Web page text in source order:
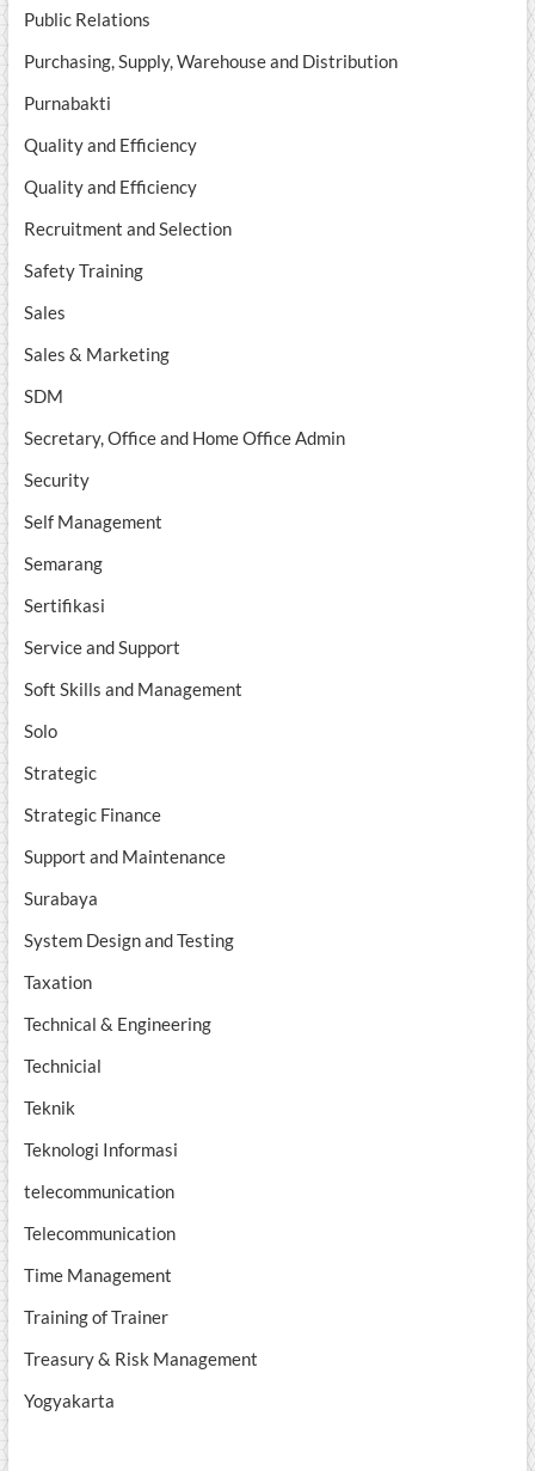
Public Relations
Purchasing, Supply, Warehouse and Distribution
Purnabakti
Quality and Efficiency
Quality and Efficiency
Recruitment and Selection
Safety Training
Sales
Sales & Marketing
SDM
Secretary, Office and Home Office Admin
Security
Self Management
Semarang
Sertifikasi
Service and Support
Soft Skills and Management
Solo
Strategic
Strategic Finance
Support and Maintenance
Surabaya
System Design and Testing
Taxation
Technical & Engineering
Technicial
Teknik
Teknologi Informasi
telecommunication
Telecommunication
Time Management
Training of Trainer
Treasury & Risk Management
Yogyakarta